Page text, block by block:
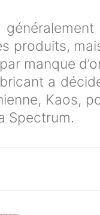
produits,
manque
a
Kaos,
Spectrum.